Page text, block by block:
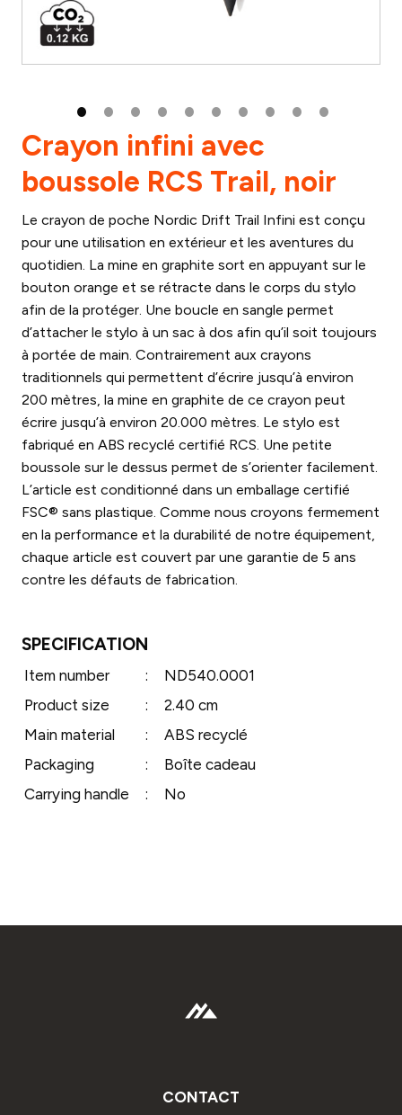
Crayon infini avec
boussole RCS Trail, noir
Le crayon de poche Nordic Drift Trail Infini est conçu
pour une utilisation en extérieur et les aventures du
quotidien. La mine en graphite sort en appuyant sur le
bouton orange et se rétracte dans le corps du stylo
afin de la protéger. Une boucle en sangle permet
d’attacher le stylo à un sac à dos afin qu’il soit toujours
à portée de main. Contrairement aux crayons
traditionnels qui permettent d’écrire jusqu’à environ
200 mètres, la mine en graphite de ce crayon peut
écrire jusqu’à environ 20.000 mètres. Le stylo est
fabriqué en ABS recyclé certifié RCS. Une petite
boussole sur le dessus permet de s’orienter facilement.
L’article est conditionné dans un emballage certifié
FSC® sans plastique. Comme nous croyons fermement
en la performance et la durabilité de notre équipement,
chaque article est couvert par une garantie de 5 ans
contre les défauts de fabrication.
SPECIFICATION
Item number :
ND540.0001
Product size
:
2.40 cm
Main material
:
ABS recyclé
Packaging
:
Boîte cadeau
Carrying handle
: No
CONTACT